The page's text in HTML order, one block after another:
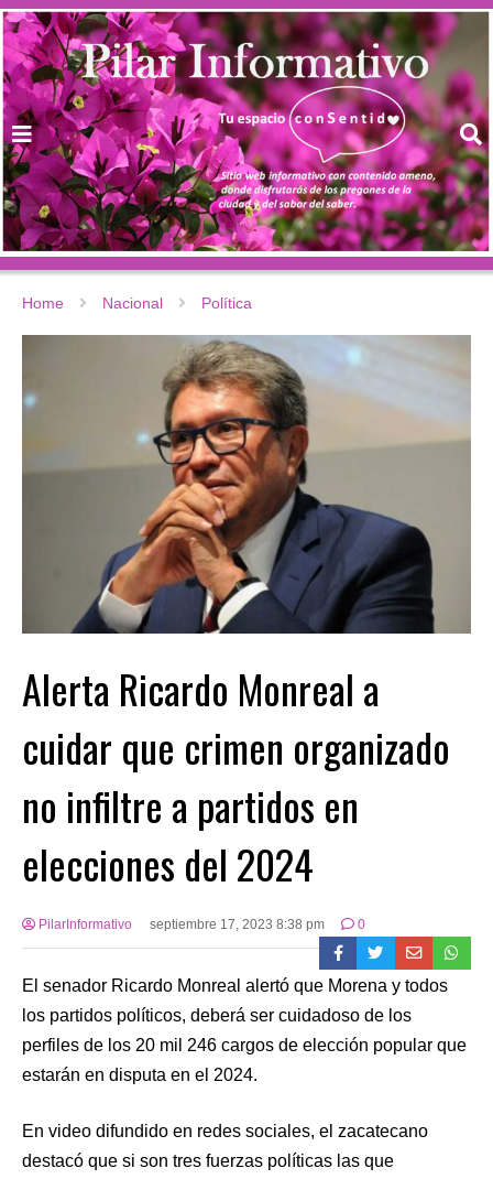
Home Nacional Política
Alerta Ricardo Monreal a
cuidar que crimen organizado
no infiltre a partidos en
elecciones del 2024
PilarInformativo septiembre 17, 2023 8:38 pm 0
El senador Ricardo Monreal alertó que Morena y todos
los partidos políticos, deberá ser cuidadoso de los
perfiles de los 20 mil 246 cargos de elección popular que
estarán en disputa en el 2024.
En video difundido en redes sociales, el zacatecano
destacó que si son tres fuerzas políticas las que